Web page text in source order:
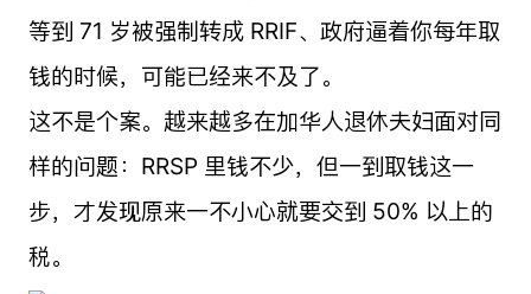
等到 71 岁被强制转成 RRIF、政府逼着你每年取
钱的时候，可能已经来不及了。
这不是个案。越来越多在加华人退休夫妇面对同
样的问题：RRSP 里钱不少，但一到取钱这一
步，才发现原来一不小心就要交到 50% 以上的
税。